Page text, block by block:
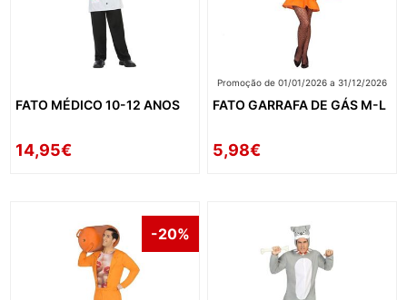
FATO MÉDICO 10-12 ANOS
14,95€
Promoção de 01/01/2026 a 31/12/2026
FATO GARRAFA DE GÁS M-L
5,98€
-20%